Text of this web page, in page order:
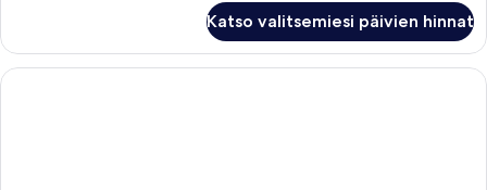
ANNEX
ROOM
Katso valitsemiesi päivien hinnat